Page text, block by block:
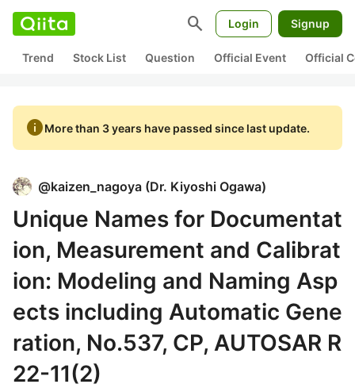
search Login Signup
Trend Stock List Question Official Event Official
infoMore than 3 years have passed since last update.
@kaizen_nagoya (Dr. Kiyoshi Ogawa)
Unique Names for Documentat
ion, Measurement and Calibrat
ion: Modeling and Naming Asp
ects including Automatic Gene
ration, No.537, CP, AUTOSAR R
22-11(2)